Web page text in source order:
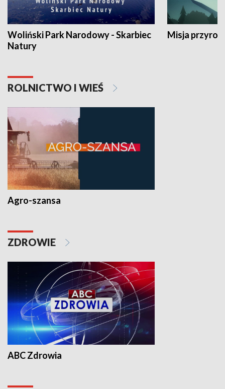
Woliński Park Narodowy - Skarbiec
Natury
Misja
ROLNICTWO I WIEŚ
Agro-szansa
ZDROWIE
ABC Zdrowia